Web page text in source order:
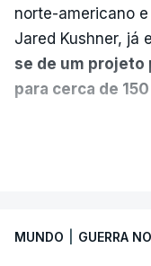
norte-americano
Jared Kushner, já
se de um projeto
para cerca de
que já colaborou
MUNDO GUERRA